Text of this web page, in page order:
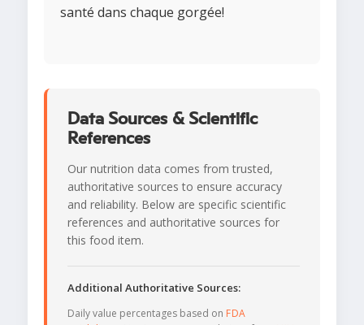
santé dans chaque gorgée!
Data Sources & Scientific
References
Our nutrition data comes from trusted,
authoritative sources to ensure accuracy
and reliability. Below are specific scientific
references and authoritative sources for
this food item.
Additional Authoritative Sources:
Daily value percentages based on FDA